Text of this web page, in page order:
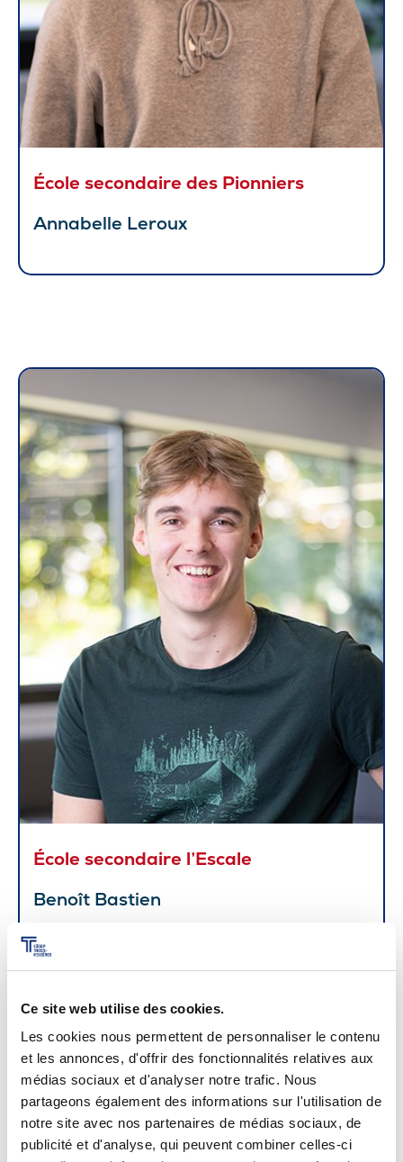
Ce site web utilise des cookies.
Les cookies nous permettent de personnaliser le contenu
et les annonces, d'offrir des fonctionnalités relatives aux
médias sociaux et d'analyser notre trafic. Nous
partageons également des informations sur l'utilisation de
notre site avec nos partenaires de médias sociaux, de
publicité et d'analyse, qui peuvent combiner celles-ci
École secondaire des Pionniers
Annabelle Leroux
École secondaire l’Escale
Benoît Bastien